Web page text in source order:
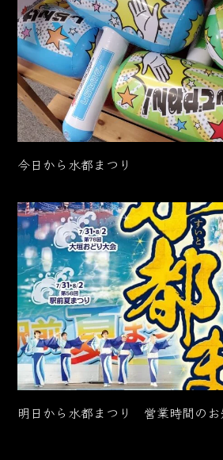
今日から水都まつり
明日から水都まつり 営業時間のお